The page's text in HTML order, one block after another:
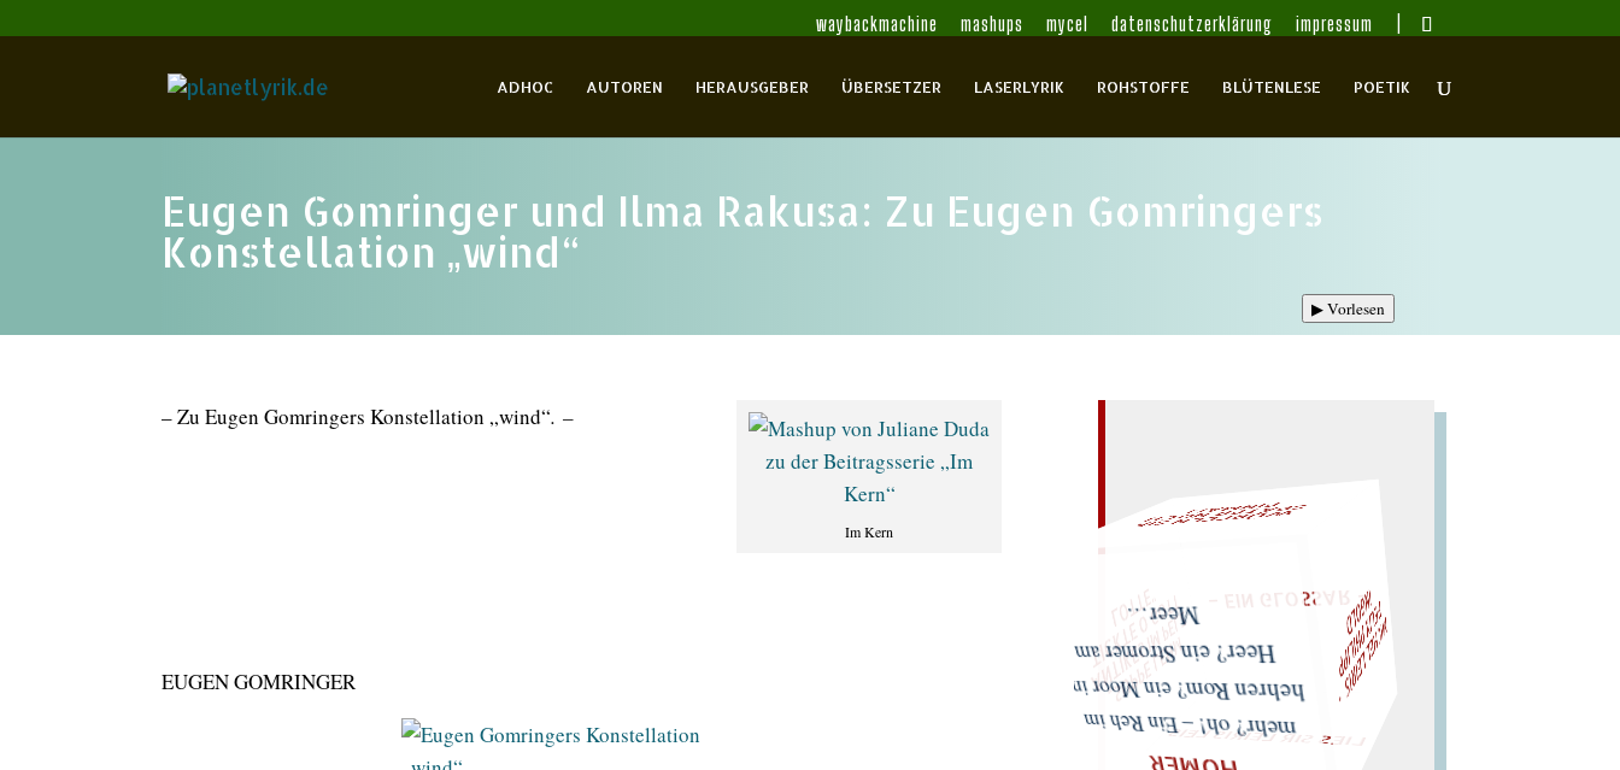
waybackmachine mashups mycel datenschutzerklärung impressum
ADHOC AUTOREN HERAUSGEBER ÜBERSETZER LASERLYRIK ROHSTOFFE BLÜTENLESE POETIK
Eugen Gomringer und Ilma Rakusa: Zu Eugen Gomringers
Konstellation „wind“
▶Vorlesen
Im Kern
– Zu Eugen Gomringers Konstellation „wind“. –
EUGEN GOMRINGER „
S
U
P
P
E
L
E
H
M
A
N
T
I
K
E
S
I
M
P
E
L
Z
T
I
C
K
T
E
O
G
O
T
T
L
O
T
T
E
"
mehr? oh! – Ein Reh im hehren Rom? ein Moor im
Heer? ein Stromer am
Meer… M
I
C
H
E
L
L
E
I
R
I
S
・
F
E
L
I
X
P
H
I
L
I
P
P
I
N
G
O
L
D
LIES SIR LEIRIS LEIS
L!